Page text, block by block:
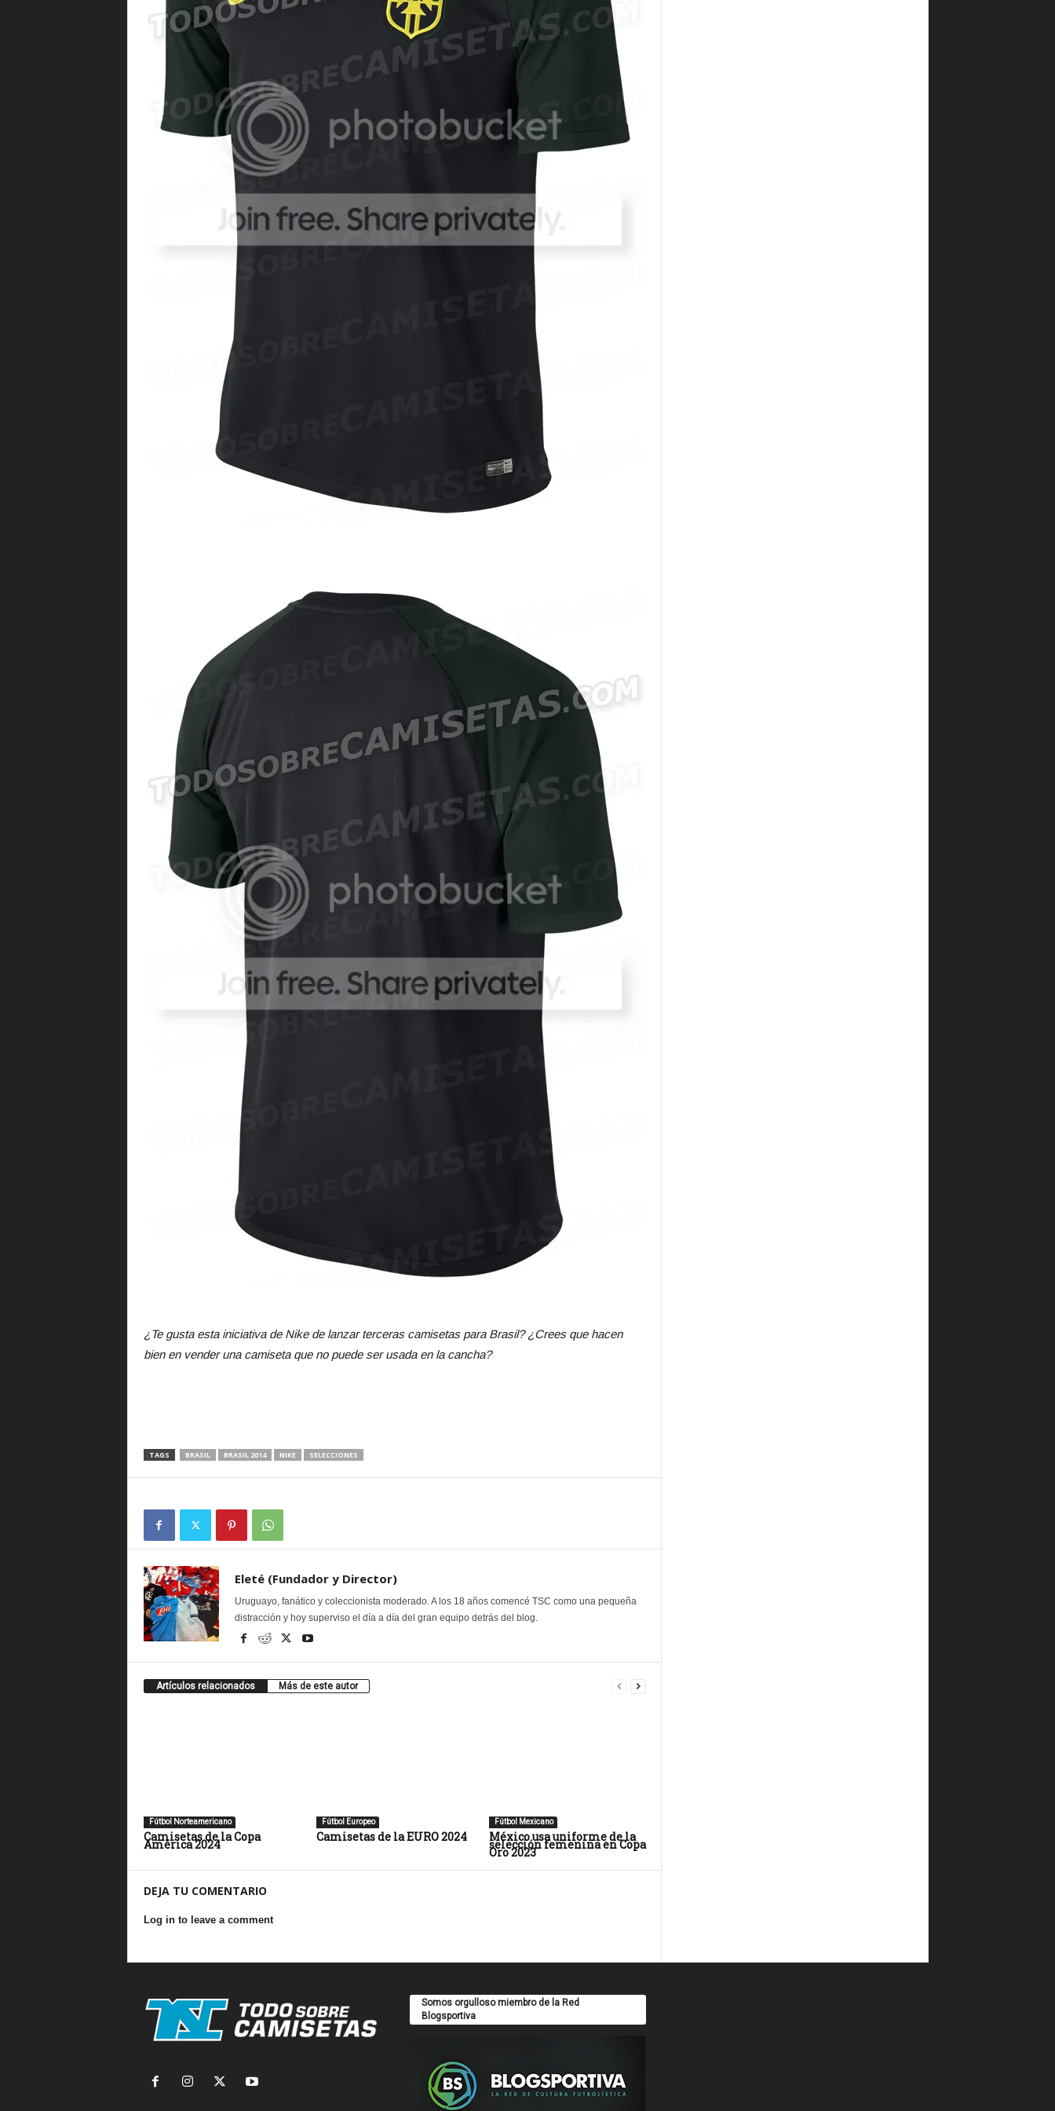
¿Te gusta esta iniciativa de Nike de lanzar terceras camisetas para Brasil? ¿Crees que hacen
bien en vender una camiseta que no puede ser usada en la cancha?
TAGS BRASIL BRASIL 2014 NIKE SELECCIONES
Eleté (Fundador y Director)
Uruguayo, fanático y coleccionista moderado. A los 18 años comencé TSC como una pequeña
distracción y hoy superviso el día a día del gran equipo detrás del blog.
Artículos relacionados Más de este autor
Fútbol Norteamericano
Camisetas de la Copa
América 2024
Fútbol Europeo
Camisetas de la EURO 2024
Fútbol Mexicano
México usa uniforme de la
selección femenina en Copa
Oro 2023
DEJA TU COMENTARIO
Log in to leave a comment
Somos orgulloso miembro de la Red
Blogsportiva